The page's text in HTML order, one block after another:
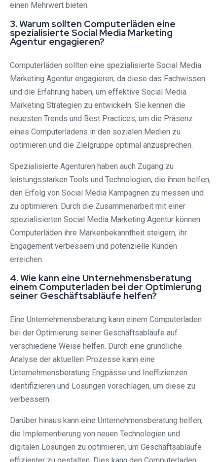
einen Mehrwert bieten.
3. Warum sollten Computerläden eine
spezialisierte Social Media Marketing
Agentur engagieren?
Computerläden sollten eine spezialisierte Social Media
Marketing Agentur engagieren, da diese das Fachwissen
und die Erfahrung haben, um effektive Social Media
Marketing Strategien zu entwickeln. Sie kennen die
neuesten Trends und Best Practices, um die Präsenz
eines Computerladens in den sozialen Medien zu
optimieren und die Zielgruppe optimal anzusprechen.
Spezialisierte Agenturen haben auch Zugang zu
leistungsstarken Tools und Technologien, die ihnen helfen,
den Erfolg von Social Media Kampagnen zu messen und
zu optimieren. Durch die Zusammenarbeit mit einer
spezialisierten Social Media Marketing Agentur können
Computerläden ihre Markenbekanntheit steigern, ihr
Engagement verbessern und potenzielle Kunden
erreichen.
4. Wie kann eine Unternehmensberatung
einem Computerladen bei der Optimierung
seiner Geschäftsabläufe helfen?
Eine Unternehmensberatung kann einem Computerladen
bei der Optimierung seiner Geschäftsabläufe auf
verschiedene Weise helfen. Durch eine gründliche
Analyse der aktuellen Prozesse kann eine
Unternehmensberatung Engpässe und Ineffizienzen
identifizieren und Lösungen vorschlagen, um diese zu
verbessern.
Darüber hinaus kann eine Unternehmensberatung helfen,
die Implementierung von neuen Technologien und
digitalen Lösungen zu optimieren, um Geschäftsabläufe